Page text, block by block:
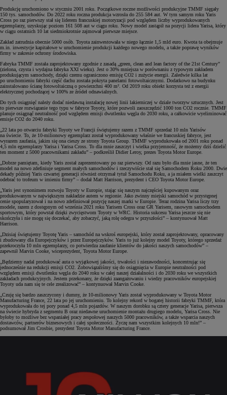
Produkcję uruchomiono w styczniu 2001 roku. Początkowe roczne możliwości produkcyjne TMMF sięgały
150 tys. samochodów. Do 2022 roku roczna produkcja wzrosła do 255 584 aut. W tym samym roku Yaris
Cross po raz pierwszy stał się liderem francuskiej motoryzacji pod względem liczby wyprodukowanych
egzemplarzy, uzyskując poziom 161 508 aut w ciągu roku. Nowy model zastąpił na pozycji lidera Yarisa, który
w ciągu ostatnich 10 lat siedmiokrotnie zajmował pierwsze miejsce.
Zakład zatrudnia obecnie 5000 osób. Toyota zainwestowała w niego łącznie 1,5 mld euro. Kwota ta obejmuje
m.in. inwestycje kapitałowe w uruchomienie produkcji każdego nowego modelu, a także poprawę wyników
firmy w zakresie ochrony środowiska.
Fabryka TMMF została zaprojektowany zgodnie z zasadą „green, clean and lean factory of the 21st Century”
(zielona, czysta i wydajna fabryka XXI wieku). Jest o 30% mniejsza w porównaniu z typowym zakładem
produkującym samochody, dzięki czemu ograniczono emisję CO2 i zużycie energii. Zaledwie kilka lat
po uruchomieniu fabryki część dachu została pokryta panelami fotowoltaicznymi. Dodatkowo na budynku
zainstalowano ścianę fotowoltaiczną o powierzchni 400 m². Od 2019 roku obiekt korzysta też z energii
elektrycznej pochodzącej w 100% ze źródeł odnawialnych.
Do tych osiągnięć należy dodać niedawną instalację nowej linii lakierniczej w dziale tworzyw sztucznych. Jest
to pierwsze rozwiązanie tego typu w fabryce Toyoty, które pozwoli zaoszczędzić 1000 ton CO2 rocznie. TMMF
planuje osiągnąć neutralność pod względem emisji dwutlenku węgla do 2030 roku, a całkowicie wyeliminować
emisje CO2 do 2040 roku.
„22 lata po otwarciu fabryki Toyoty we Francji świętujemy razem z TMMF sprzedaż 10 mln Yarisów
na świecie. To, że 10-milionowy egzemplarz został wyprodukowany właśnie we francuskiej fabryce, jest
wyrazem zaufania, jakim się ona cieszy ze strony Toyota Group. TMMF wyprodukowała od 2001 roku ponad
4,5 mln egzemplarzy Yarisa i Yarisa Cross. To dla mnie zaszczyt i wielka przyjemność, że możemy dziś dzielić
ten moment z 5000 pracownikami zakładu” – podkreślił Didier Leroy, prezes Toyota Motor Europe.
„Dobrze pamiętam, kiedy Yaris został zaprezentowany po raz pierwszy. Od razu było dla mnie jasne, że ten
model na nowo zdefiniuje segment małych samochodów i rzeczywiście stał się Samochodem Roku 2000. Dwie
dekady później Yaris czwartej generacji również otrzymał tytuł Samochodu Roku, a ja miałem wielki zaszczyt
odebrać to trofeum w imieniu firmy” – dodał Matt Harrison, prezydent i CEO Toyota Motor Europe.
„Yaris jest synonimem rozwoju Toyoty w Europie, stając się naszym najczęściej kupowanym oraz
produkowanym w największym nakładzie autem w regionie. Jako zwinny miejski samochód w przystępnej
cenie spopularyzował i na nowo zdefiniował pozycję naszej marki w Europie. Teraz rodzina Yarisa liczy trzy
modele, razem z dostępnym od września 2021 roku Yarisem Cross oraz GR Yarisem, rasowym samochodem
sportowym, który powstał dzięki zwycięstwom Toyoty w WRC. Historia sukcesu Yarisa jeszcze się nie
skończyła i nie mogę się doczekać, aby zobaczyć, jaką rolę odegra w przyszłości” – kontynuował Matt
Harrison.
„Dzisiaj świętujemy Toyotę Yaris – samochód na wskroś europejski, który został zaprojektowany, opracowany
i zbudowany dla Europejczyków i przez Europejczyków. Yaris to już kolejny model Toyoty, którego sprzedaż
przekroczyła 10 mln egzemplarzy, co potwierdza zaufanie klientów do jakości naszych samochodów” –
zapewnił Marvin Cooke, wiceprezydent, Toyota Motor Europe.
„Będziemy nadal produkować auta o wyjątkowej jakości, trwałości i niezawodności, koncentrując się
jednocześnie na redukcji emisji CO2. Zobowiązaliśmy się do osiągnięcia w Europie neutralności pod
względem emisji dwutlenku węgla do 2040 roku w całej naszej działalności i do 2030 roku we wszystkich
zakładach produkcyjnych. Jestem przekonany, że dzięki zaangażowaniu i wiedzy pracowników europejskiej
Toyoty uda nam się te cele zrealizować” – kontynuował Marvin Cooke.
„Czuję się bardzo zaszczycony i dumny, że 10-milionowy Yaris został wyprodukowany w Toyota Motor
Manufacturing France, 22 lata po jej uruchomieniu. To kolejny rekord w bogatej historii fabryki TMMF, która
wyprodukowała do tej pory ponad 4,5 mln pojazdów. W naszym dorobku są cztery generacje Yarisa, pierwsza
na świecie hybryda z segmentu B oraz niedawne uruchomienie montażu drugiego modelu, Yarisa Cross. Nie
byłoby to możliwe bez wspaniałej pracy zespołowej naszych 5000 pracowników, a także wsparcia naszych
dostawców, partnerów biznesowych i całej społeczności. Życzę nam wszystkim kolejnych 10 mln!” –
podsumował Jim Crosbie, prezydent Toyota Motor Manufacturing France.